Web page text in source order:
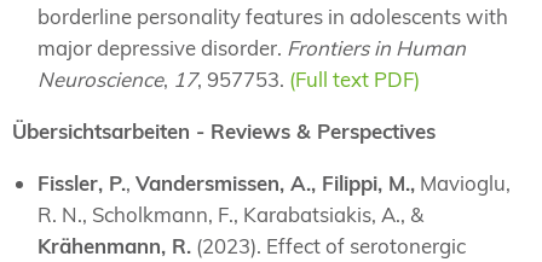
borderline personality features in adolescents with
major depressive disorder. Frontiers in Human
Neuroscience, 17, 957753. (Full text PDF)
Übersichtsarbeiten - Reviews & Perspectives
Fissler, P., Vandersmissen, A., Filippi, M., Mavioglu,
R. N., Scholkmann, F., Karabatsiakis, A., &
Krähenmann, R. (2023). Effect of serotonergic